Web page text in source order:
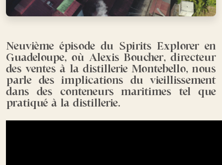
Neuvième épisode du Spirits Explorer en
Guadeloupe, où Alexis Boucher, directeur
des ventes à la distillerie Montebello, nous
parle des implications du vieillissement
dans des conteneurs maritimes tel que
pratiqué à la distillerie.